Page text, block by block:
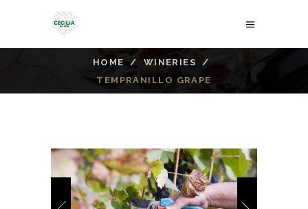
HOME / WINERIES /
TEMPRANILLO GRAPE